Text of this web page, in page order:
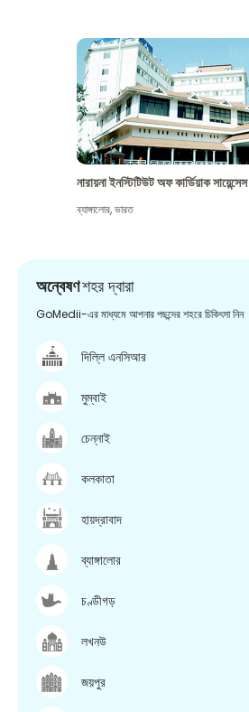
নারায়না ইনস্টিটিউট অফ কার্ডিয়াক সায়েন্সেস
ব্যাঙ্গালোর,ভারত
অন্বেষণশহর দ্বারা
GoMedii-এর মাধ্যমে আপনার পছন্দের শহরে চিকিৎসা নিন
দিল্লি এনসিআর
মুম্বাই
চেন্নাই
কলকাতা
হায়দ্রাবাদ
ব্যাঙ্গালোর
চণ্ডীগড়
লখনউ
জয়পুর